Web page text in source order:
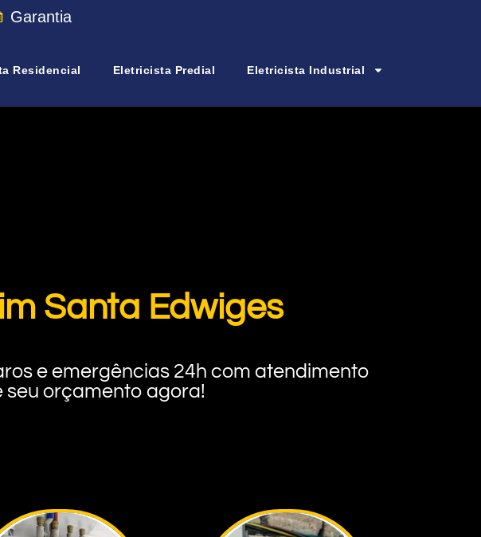
Garantia
Residencial Eletricista Predial Eletricista Industrial
Santa Edwiges
e emergências 24h com atendimento
seu orçamento agora!